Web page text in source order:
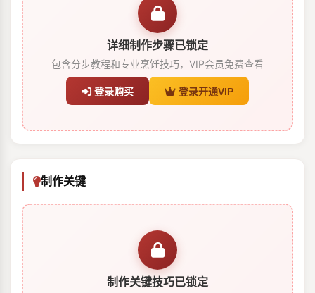
详细制作步骤已锁定
包含分步教程和专业烹饪技巧，VIP会员免费查看
登录购买 登录开通VIP
制作关键
制作关键技巧已锁定